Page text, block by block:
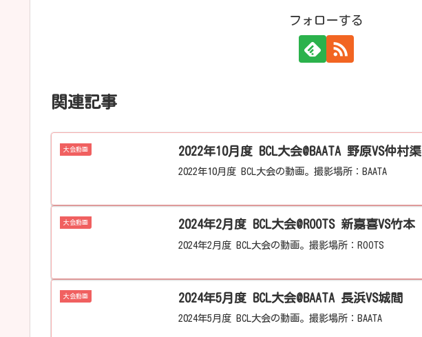
フォローする
関連記事
大会動画 2022年10月度 BCL大会@BAATA 野原VS仲村渠
2022年10月度 BCL大会の動画。撮影場所：BAATA
大会動画 2024年2月度 BCL大会@ROOTS 新嘉喜VS竹本
2024年2月度 BCL大会の動画。撮影場所：ROOTS
大会動画 2024年5月度 BCL大会@BAATA 長浜VS城間
2024年5月度 BCL大会の動画。撮影場所：BAATA